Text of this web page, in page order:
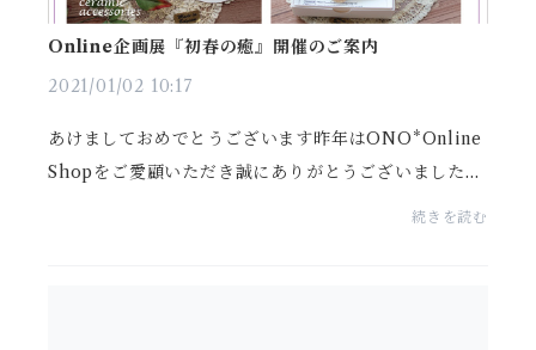
Online企画展『初春の癒』開催のご案内
2021/01/02 10:17
あけましておめでとうございます昨年はONO*Online
Shopをご愛顧いただき誠にありがとうございました本
年もどうぞ宜しくお願いいたします☆ONO*では新年
続きを読む